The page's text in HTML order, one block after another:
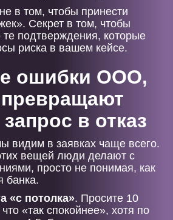
в том, чтобы принести
Секрет в том, чтобы
те подтверждения, которые
риска в вашем кейсе.
ошибки ООО,
в отказ
видим в заявках чаще всего.
вещей люди делают с
просто не понимая, как
банка.
«с потолка». Просите 10
«так спокойнее», хотя по